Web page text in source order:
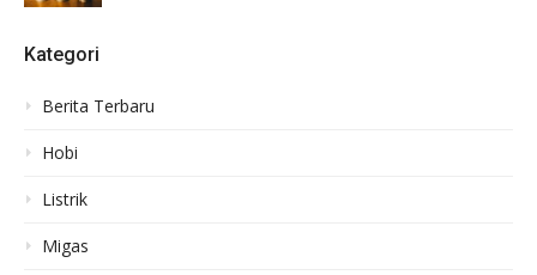
Kategori
Berita Terbaru
Hobi
Listrik
Migas